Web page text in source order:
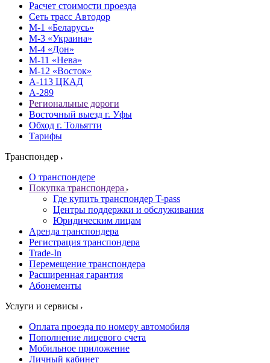
Расчет стоимости проезда
Сеть трасс Автодор
М-1 «Беларусь»
М-3 «Украина»
М-4 «Дон»
М-11 «Нева»
М-12 «Восток»
А-113 ЦКАД
А-289
Региональные дороги
Восточный выезд г. Уфы
Обход г. Тольятти
Тарифы
Транспондер
О транспондере
Покупка транспондера
Где купить транспондер T-pass
Центры поддержки и обслуживания
Юридическим лицам
Аренда транспондера
Регистрация транспондера
Trade-In
Перемещение транспондера
Расширенная гарантия
Абонементы
Услуги и сервисы
Оплата проезда по номеру автомобиля
Пополнение лицевого счета
Мобильное приложение
Личный кабинет